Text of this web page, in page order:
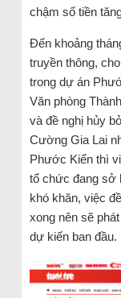
chậm số tiền
Đến khoảng
truyền thông,
trong dự án
Văn phòng
và đề nghị hủy
Cường Gia Lai
Phước Kiển thì
tổ chức đang sở
khó khăn, việc
xong nên sẽ
dự kiến ban đầu.